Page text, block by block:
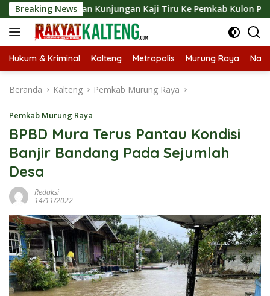
Langsung
ke
konten
Breaking News
Kunjungan Kaji Tiru Ke Pemkab Kulon Progo
Hukum & Kriminal Kalteng Metropolis Murung Raya
Beranda Kalteng Pemkab Murung Raya
Pemkab Murung Raya
BPBD Mura Terus Pantau Kondisi
Banjir Bandang Pada Sejumlah
Desa
Redaksi
14/11/2022